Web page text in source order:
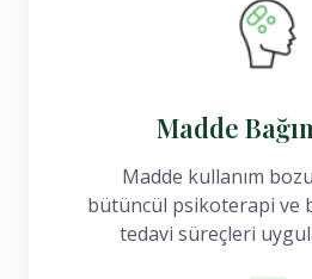
Madde
Madde kullanım
bütüncül psikoterapi ve
tedavi süreçleri